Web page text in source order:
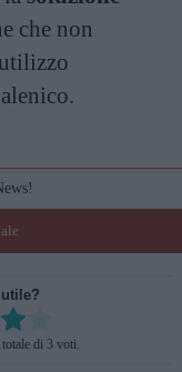
che non
di 3 voti.